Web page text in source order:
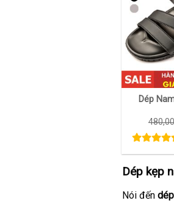
+
Dép
Dép kẹp
Nói đến